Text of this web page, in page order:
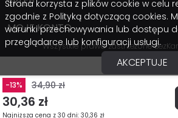
-13% 34,90 zł
30,36 zł
Najniższa cena z 30 dni: 30,36 zł
MOJE KONTO
Wszystkie prawa zastrzeżone
Strona korzysta z plików cookie w celu
zgodnie z Polityką dotyczącą cookies.
warunki przechowywania lub dostępu
przeglądarce lub konfiguracji usługi.
AKCEPTUJE